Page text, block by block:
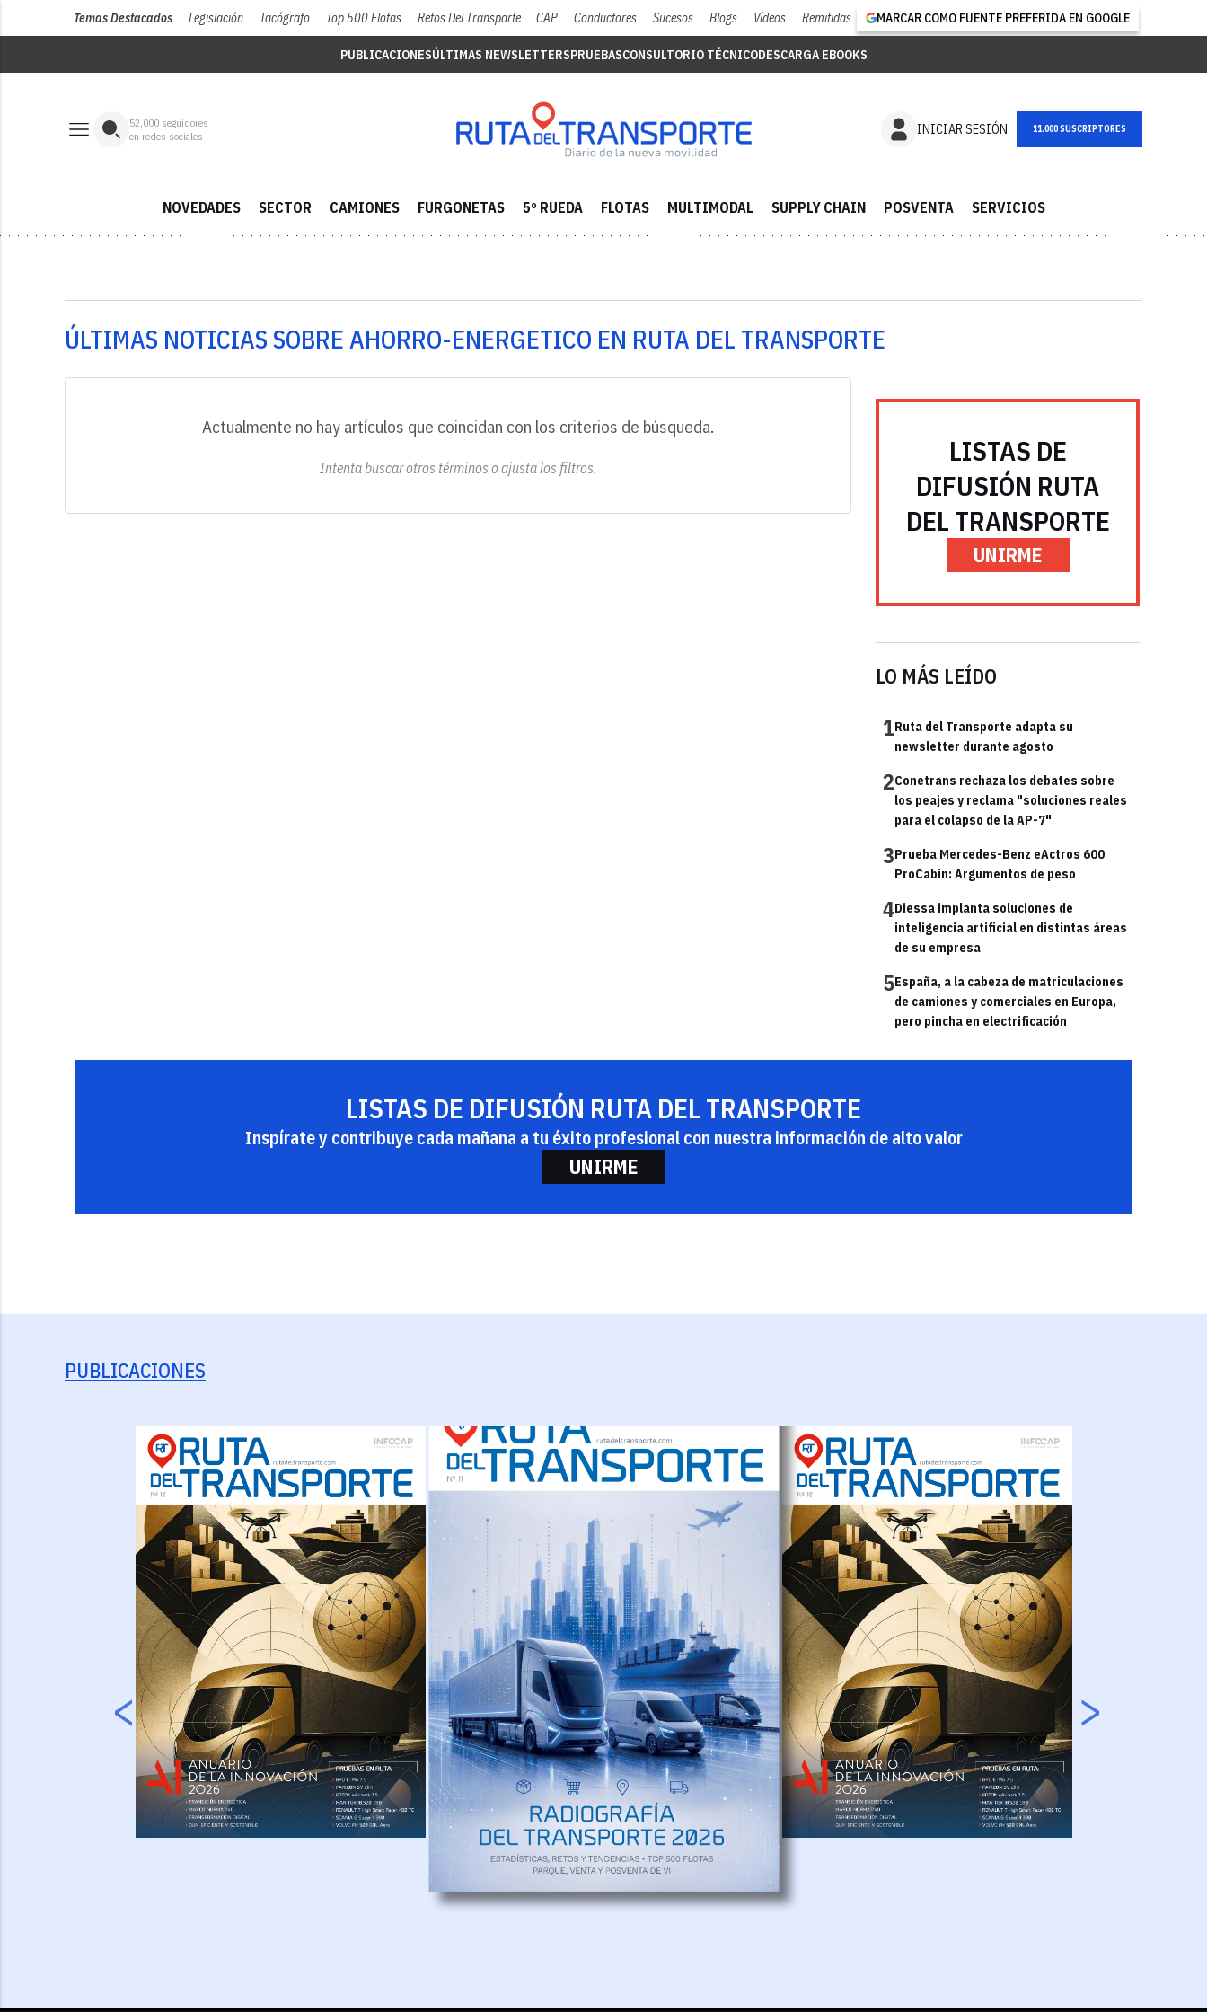
Temas Destacados Legislación Tacógrafo Top 500 Flotas Retos Del Transporte CAP Conductores Sucesos Blogs Vídeos Remitidas MARCAR COMO FUENTE PREFERIDA EN GOOGLE
PUBLICACIONESÚLTIMAS NEWSLETTERSPRUEBASCONSULTORIO TÉCNICODESCARGA EBOOKS
52,000 seguidores
en redes sociales
INICIAR SESIÓN NEWSLETTER
NOVEDADES SECTOR CAMIONES FURGONETAS 5º RUEDA FLOTAS MULTIMODAL SUPPLY CHAIN POSVENTA SERVICIOS
ÚLTIMAS NOTICIAS SOBRE AHORRO-ENERGETICO EN RUTA DEL TRANSPORTE
Actualmente no hay artículos que coincidan con los criterios de búsqueda.
Intenta buscar otros términos o ajusta los filtros.
LISTAS DE
DIFUSIÓN RUTA
DEL TRANSPORTE
UNIRME
LO MÁS LEÍDO
1Ruta del Transporte adapta su
newsletter durante agosto
2Conetrans rechaza los debates sobre
los peajes y reclama "soluciones reales
para el colapso de la AP-7"
3Prueba Mercedes-Benz eActros 600
ProCabin: Argumentos de peso
4Diessa implanta soluciones de
inteligencia artificial en distintas áreas
de su empresa
5España, a la cabeza de matriculaciones
de camiones y comerciales en Europa,
pero pincha en electrificación
LISTAS DE DIFUSIÓN RUTA DEL TRANSPORTE
Inspírate y contribuye cada mañana a tu éxito profesional con nuestra información de alto valor
UNIRME
PUBLICACIONES